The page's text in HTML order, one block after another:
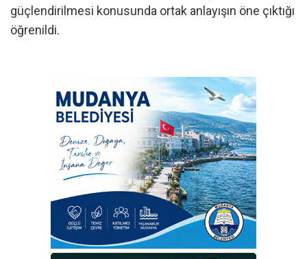
güçlendirilmesi konusunda ortak anlayışın öne çıktığı
öğrenildi.